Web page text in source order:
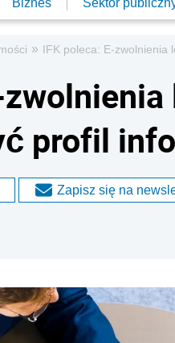
» IFK poleca: E-zwolnienia
profil
Zapisz się na